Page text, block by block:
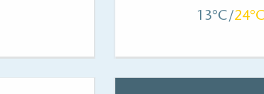
13 24